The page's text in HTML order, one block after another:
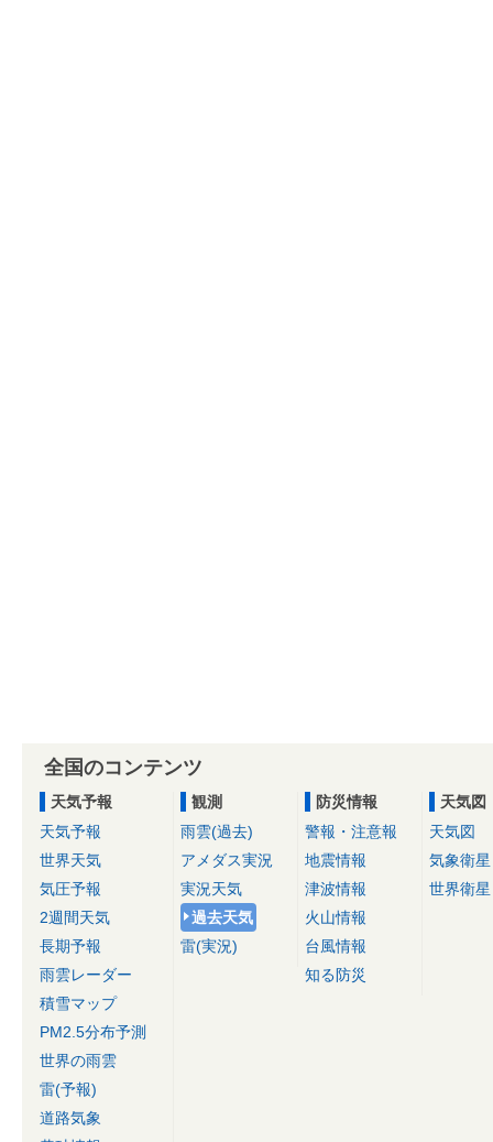
全国のコンテンツ
天気予報
天気予報
世界天気
気圧予報
2週間天気
長期予報
雨雲レーダー
積雪マップ
PM2.5分布予測
世界の雨雲
雷(予報)
道路気象
観測
雨雲(過去)
アメダス実況
実況天気
過去天気
雷(実況)
防災情報
警報・注意報
地震情報
津波情報
火山情報
台風情報
知る防災
天気図
天気図
気象衛星
世界衛星